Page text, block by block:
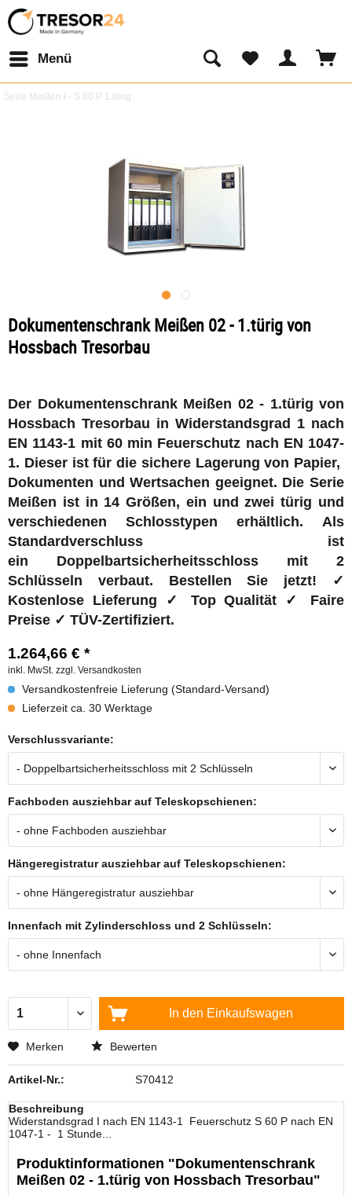
Menü
Serie Meißen I - S 60 P 1.türig
Dokumentenschrank Meißen 02 - 1.türig von
Hossbach Tresorbau
Der Dokumentenschrank Meißen 02 - 1.türig von
Hossbach Tresorbau in Widerstandsgrad 1 nach
EN 1143-1 mit 60 min Feuerschutz nach EN 1047-
1. Dieser ist für die sichere Lagerung von Papier,
Dokumenten und Wertsachen geeignet. Die Serie
Meißen ist in 14 Größen, ein und zwei türig und
verschiedenen Schlosstypen erhältlich. Als
Standardverschluss ist
ein Doppelbartsicherheitsschloss mit 2
Schlüsseln verbaut. Bestellen Sie jetzt! ✓
Kostenlose Lieferung ✓ Top Qualität ✓ Faire
Preise ✓ TÜV-Zertifiziert.
1.264,66 € *
inkl. MwSt. zzgl. Versandkosten
Versandkostenfreie Lieferung (Standard-Versand)
Lieferzeit ca. 30 Werktage
Verschlussvariante:
Fachboden ausziehbar auf Teleskopschienen:
Hängeregistratur ausziehbar auf Teleskopschienen:
Innenfach mit Zylinderschloss und 2 Schlüsseln:
In den Einkaufswagen
Merken Bewerten
Artikel-Nr.: S70412
Beschreibung
Widerstandsgrad I nach EN 1143-1 Feuerschutz S 60 P nach EN
1047-1 - 1 Stunde...
Produktinformationen "Dokumentenschrank
Meißen 02 - 1.türig von Hossbach Tresorbau"